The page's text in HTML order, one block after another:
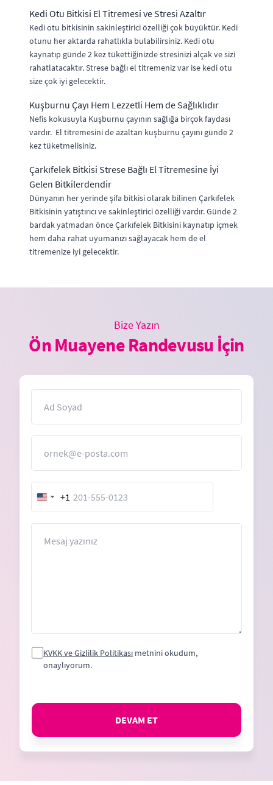
Kedi Otu Bitkisi El Titremesi ve Stresi Azaltır
Kedi otu bitkisinin sakinleştirici özelliği çok büyüktür. Kedi
otunu her aktarda rahatlıkla bulabilirsiniz. Kedi otu
kaynatıp günde 2 kez tükettiğinizde stresinizi alçak ve sizi
rahatlatacaktır. Strese bağlı el titremeniz var ise kedi otu
size çok iyi gelecektir.
Kuşburnu Çayı Hem Lezzetli Hem de Sağlıklıdır
Nefis kokusuyla Kuşburnu çayının sağlığa birçok faydası
vardır. El titremesini de azaltan kuşburnu çayını günde 2
kez tüketmelisiniz.
Çarkıfelek Bitkisi Strese Bağlı El Titremesine İyi
Gelen Bitkilerdendir
Dünyanın her yerinde şifa bitkisi olarak bilinen Çarkıfelek
Bitkisinin yatıştırıcı ve sakinleştirici özelliği vardır. Günde 2
bardak yatmadan önce Çarkıfelek Bitkisini kaynatıp içmek
hem daha rahat uyumanızı sağlayacak hem de el
titremenize iyi gelecektir.
Bize Yazın
Ön Muayene Randevusu İçin
United
States
+1
KVKK ve Gizlilik Politikası metnini okudum,
onaylıyorum.
DEVAM ET